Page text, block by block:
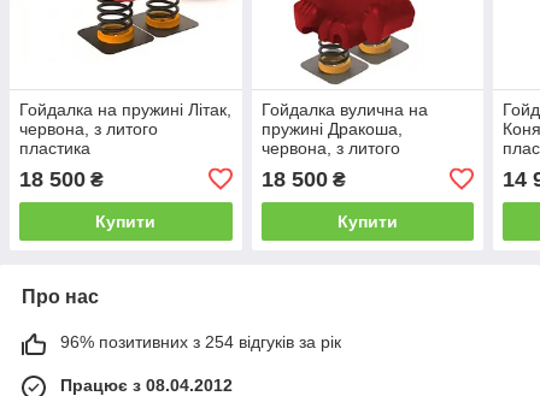
Гойдалка на пружині Літак,
червона, з литого
пластика
18 500 ₴
Купити
Гойдалка вулична на
пружині Дракоша,
червона, з литого
18 500₴
Купити
14
Про нас
96% позитивних з 254 відгуків за рік
Працює з 08.04.2012